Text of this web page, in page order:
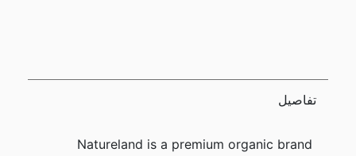
تفاصيل
Natureland is a premium organic brand